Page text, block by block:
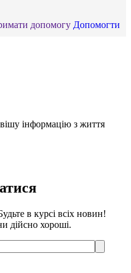
допомогу Допомогти
інформацію з життя
в курсі всіх новин!
дійсно хороші.